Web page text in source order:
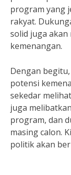
program yang
rakyat.
solid juga akan
kemenangan.
Dengan
potensi
sekedar
juga
program, dan
masing calon.
politik akan